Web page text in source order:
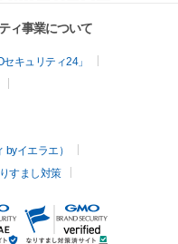
ィ事業について
キュリティ24」
イエラエ）
すまし対策